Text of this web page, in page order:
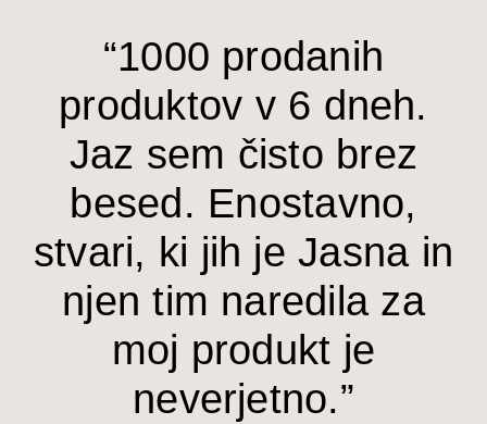
“1000 prodanih
produktov v 6 dneh.
Jaz sem čisto brez
besed. Enostavno,
stvari, ki jih je Jasna in
njen tim naredila za
moj produkt je
neverjetno.”